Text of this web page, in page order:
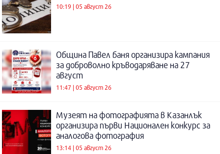
10:19 | 05 август 26
Община Павел баня организира кампания
за доброволно кръводаряване на 27
август
11:47 | 05 август 26
Музеят на фотографията в Казанлък
организира първи Национален конкурс за
аналогова фотография
13:14 | 05 август 26